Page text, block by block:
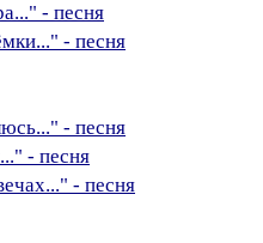
- песня
- песня
- песня
- песня
- песня